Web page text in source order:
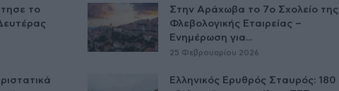
το
Στην Αράχωβα το 7ο Σχολείο της
Φλεβολογικής Εταιρείας –
Ενημέρωση για...
25 Φεβρουαρίου 2026
Ελληνικός Ερυθρός Σταυρός: 180